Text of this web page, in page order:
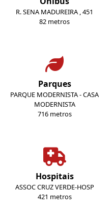
R. SENA MADUREIRA , 451
82 metros
Parques
PARQUE MODERNISTA - CASA
MODERNISTA
716 metros
Hospitais
ASSOC CRUZ VERDE-HOSP
421 metros